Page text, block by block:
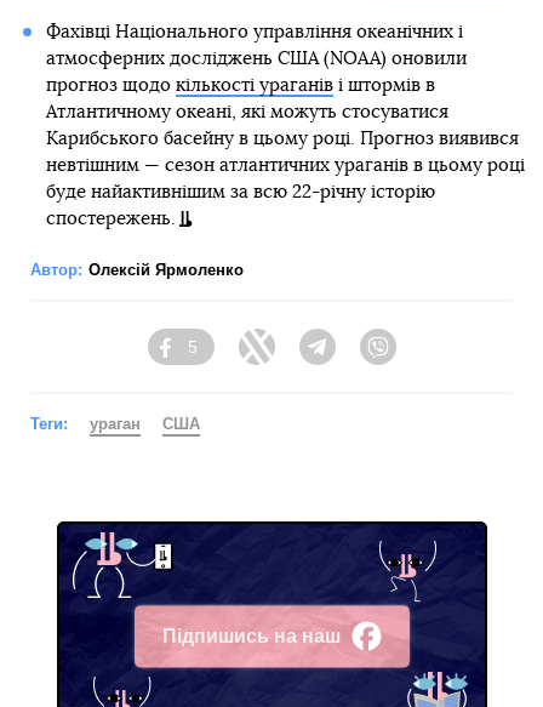
Фахівці Національного управління океанічних і
атмосферних досліджень США (NOAA) оновили
прогноз щодо кількості ураганіві штормів в
Атлантичному океані, які можуть стосуватися
Карибського басейну в цьому році. Прогноз виявився
невтішним — сезон атлантичних ураганів в цьому році
буде найактивнішим за всю 22-річну історію
спостережень.
Автор: Олексій Ярмоленко
Facebook
5
Twitter TelegramViber
Теги: ураган США
Підпишись на наш
Facebook